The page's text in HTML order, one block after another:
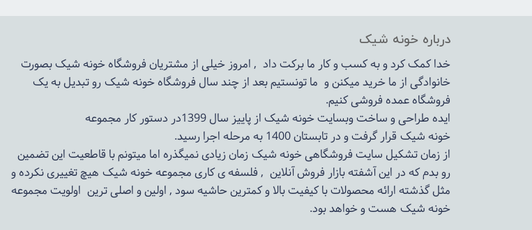
درباره خونه شیک
خدا کمک کرد و به کسب و کار ما برکت داد , امروز خیلی از مشتریان فروشگاه خونه شیک بصورت
خانوادگی از ما خرید میکنن و ما تونستیم بعد از چند سال فروشگاهخونه شیکرو تبدیل به یک
فروشگاه عمده فروشی کنیم.
ایده طراحی و ساخت وبسایت خونه شیک از پاییز سال 1399در دستور کار مجموعه
خونه شیک قرار گرفت و در تابستان 1400 به مرحله اجرا رسید.
از زمان تشکیل سایت فروشگاهیخونه شیکزمان زیادی نمیگذره اما میتونم با قاطعیت این تضمین
رو بدم که در این آشفته بازار فروش آنلاین , فلسفه ی کاری مجموعهخونه شیک هیچ تغییری نکرده و
مثل گذشته ارائه محصولات با کیفیت بالا و کمترین حاشیه سود , اولین و اصلی ترین اولویت مجموعه
خونه شیک هست و خواهد بود.